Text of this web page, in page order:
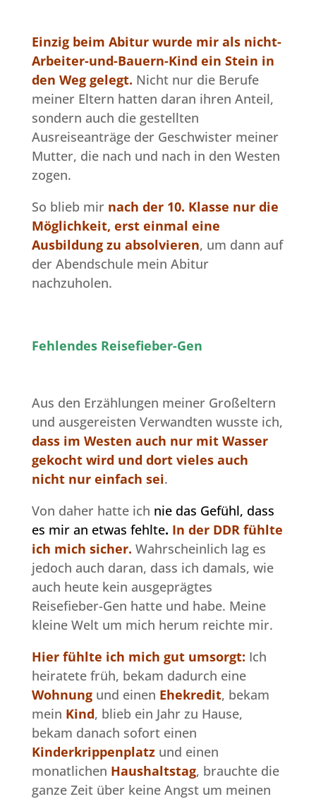
Einzig beim Abitur wurde mir als nicht-
Arbeiter-und-Bauern-Kind ein Stein in
den Weg gelegt. Nicht nur die Berufe
meiner Eltern hatten daran ihren Anteil,
sondern auch die gestellten
Ausreiseanträge der Geschwister meiner
Mutter, die nach und nach in den Westen
zogen.
So blieb mir nach der 10. Klasse nur die
Möglichkeit, erst einmal eine
Ausbildung zu absolvieren, um dann auf
der Abendschule mein Abitur
nachzuholen.
Fehlendes Reisefieber-Gen
Aus den Erzählungen meiner Großeltern
und ausgereisten Verwandten wusste ich,
dass im Westen auch nur mit Wasser
gekocht wird und dort vieles auch
nicht nur einfach sei.
Von daher hatte ich nie das Gefühl, dass
es mir an etwas fehlte. In der DDR fühlte
ich mich sicher. Wahrscheinlich lag es
jedoch auch daran, dass ich damals, wie
auch heute kein ausgeprägtes
Reisefieber-Gen hatte und habe. Meine
kleine Welt um mich herum reichte mir.
Hier fühlte ich mich gut umsorgt: Ich
heiratete früh, bekam dadurch eine
Wohnung und einen Ehekredit, bekam
mein Kind, blieb ein Jahr zu Hause,
bekam danach sofort einen
Kinderkrippenplatz und einen
monatlichen Haushaltstag, brauchte die
ganze Zeit über keine Angst um meinen